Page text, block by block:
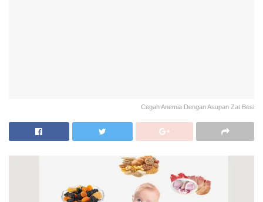
Cegah Anemia Dengan Asupan Zat Besi